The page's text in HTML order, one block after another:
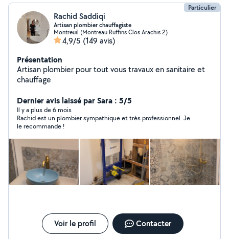
Particulier
Rachid Saddiqi
Artisan plombier chauffagiste
Montreuil (Montreau Ruffins Clos Arachis 2)
4,9/5 (149 avis)
Présentation
Artisan plombier pour tout vous travaux en sanitaire et
chauffage
Dernier avis laissé par Sara : 5/5
Il y a plus de 6 mois
Rachid est un plombier sympathique et très professionnel. Je
le recommande !
Voir le profil Contacter